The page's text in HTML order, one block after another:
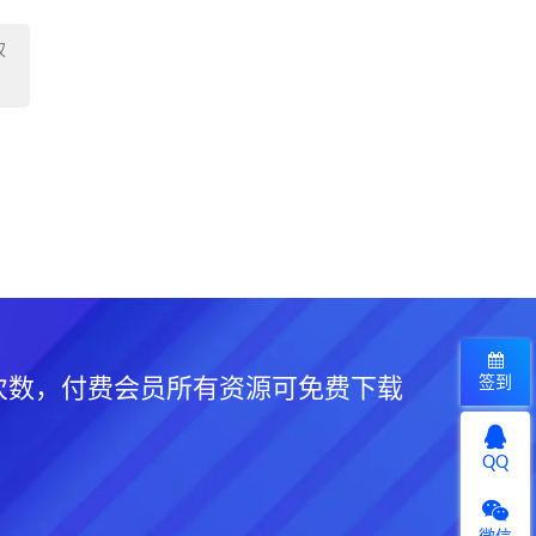
，付费会员所有资源可免费下载 签到
QQ